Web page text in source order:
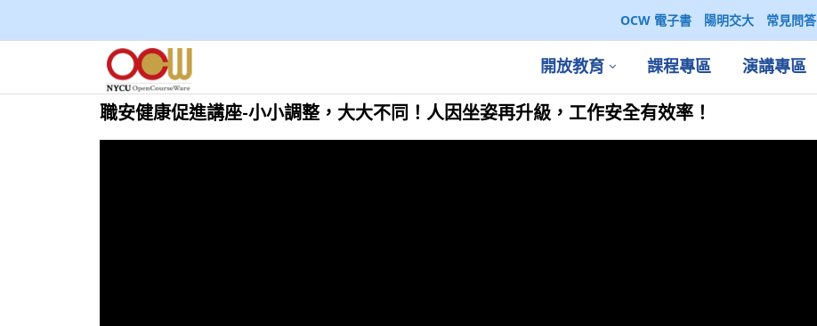
OCW 電子書 陽明交大 常見問答
開放教育 課程專區 演講專區
職安健康促進講座-小小調整，大大不同！人因坐姿再升級，工作安全有效率！